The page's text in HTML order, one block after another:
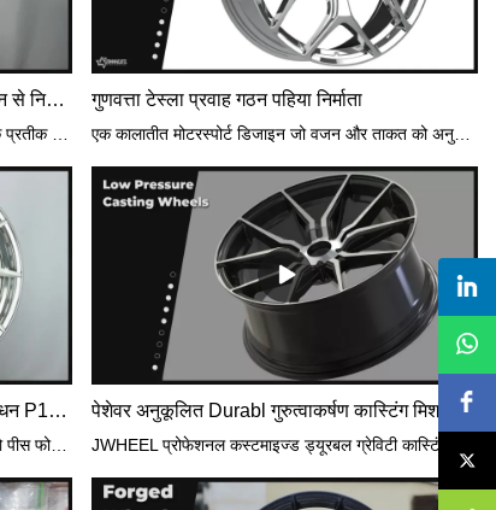
अनुकूलित दो टुकड़ा जाली पहिया ऑडी Q8 चीन से निर्माताओं गुणवत्ता टेस्ला प्रवाह गठन पहिया निर्माता
चीन से अनुकूलित दो पीस फोर्ज्ड व्हील हब संशोधन P1885 निर्माता
लागू मॉडल:खिलौनाJWHEEL सर्वोत्तम गुणवत्ता वाले दो पीस फोर्ज्ड व्हील हब संशोधन P1885 फ़ैक्टरी,2। कंपनी उद्योग के उन्नत कास्टिंग, स्पिनिंग, मशीनिंग, पेंटिंग और निरीक्षण उपकरण को अपनाती है, और साथ ही, यह प्रमुख उच्च-स्तरीय ग्राहकों की उत्पाद आवश्यकताओं को पूरी तरह से पूरा करने के लिए पूरी तरह से स्वचालित रोबोट ऑपरेशन प्लेटफॉर्म और परीक्षण उपकरण से लैस है। कंपनी ग्राहकों को तकनीकी विकास और सहायता सेवाएँ प्रदान करने के लिए नए उत्पाद विकास, डिज़ाइन, मोल्ड निर्माण, परीक्षण उत्पादन, परीक्षण और निरीक्षण के लिए एक पेशेवर टीम भी स्थापित करती है।JWHEEL कस्टमाइज़्ड टू पीस फोर्ज्ड व्हील्स P1885 निर्माता चीन से,5। कंपनी ने अपनी मजबूत तकनीकी ताकत के आधार पर कई पेटेंट प्राप्त किए हैं: एल्यूमीनियम मिश्र धातु पहियों पर आधारित एक साफ पीसने वाली टेबल के लिए पेटेंट।ओटीए, होंडा, निसान, माज़दा, मित्सुबिशी, सुबारू, सुजुकी
पेशेवर अनुकूलित Durabl गुरुत्वाकर्षण कास्टिंग मिश्र धातु पहियों-P2017 2022 शास्त्रीय मिश्र धातु पहिया निर्माता JWHEEL